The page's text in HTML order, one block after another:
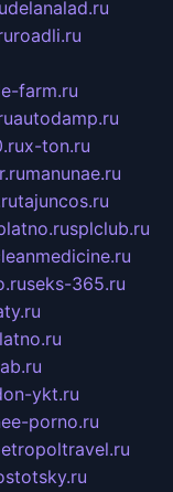
delanalad.ru
roadli.ru
farm.ru
autodamp.ru
x-ton.ru
manunae.ru
tajuncos.ru
splclub.ru
seks-365.ru
ykt.ru
porno.ru